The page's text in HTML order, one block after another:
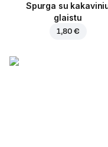
Spurga su
glaistu
1,80 €